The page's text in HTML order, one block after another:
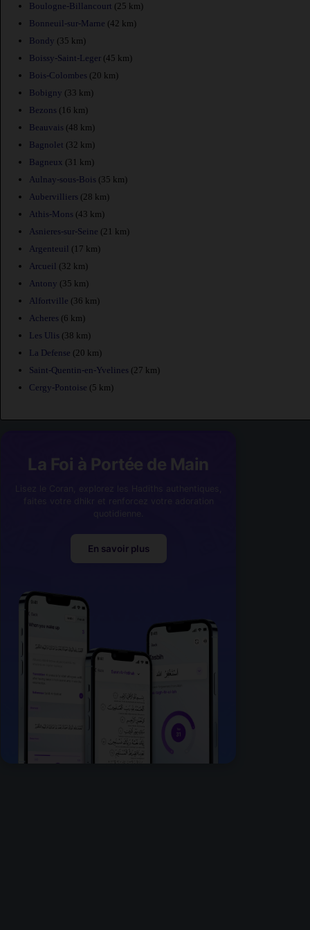
Boulogne-Billancourt (25 km)
Bonneuil-sur-Marne (42 km)
Bondy (35 km)
Boissy-Saint-Leger (45 km)
Bois-Colombes (20 km)
Bobigny (33 km)
Bezons (16 km)
Beauvais (48 km)
Bagnolet (32 km)
Bagneux (31 km)
Aulnay-sous-Bois (35 km)
Aubervilliers (28 km)
Athis-Mons (43 km)
Asnieres-sur-Seine (21 km)
Argenteuil (17 km)
Arcueil (32 km)
Antony (35 km)
Alfortville (36 km)
Acheres (6 km)
Les Ulis (38 km)
La Defense (20 km)
Saint-Quentin-en-Yvelines (27 km)
Cergy-Pontoise (5 km)
La Foi à Portée de Main
En savoir plus